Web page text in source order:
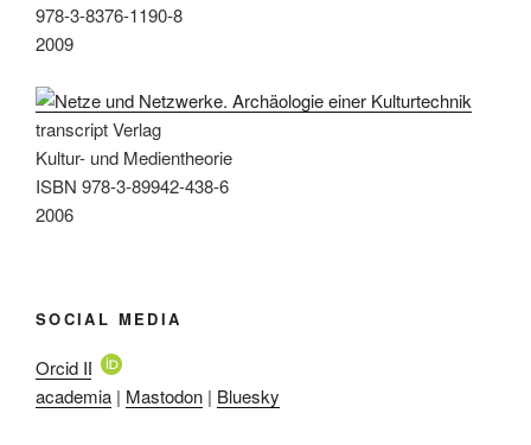
978-3-8376-1190-8
2009
transcript Verlag
Kultur- und Medientheorie
ISBN 978-3-89942-438-6
2006
SOCIAL MEDIA
Orcid ID
academia | Mastodon | Bluesky